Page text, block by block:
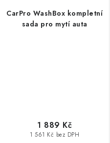
CarPro WashBox kompletní
sada pro mytí auta
1 561 Kč bez DPH
1 889 Kč